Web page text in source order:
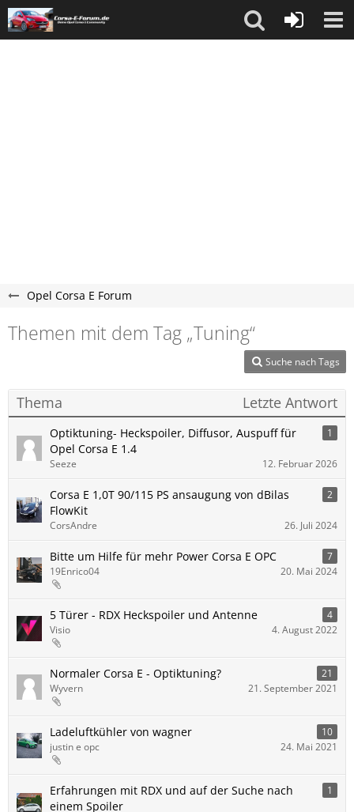
Opel Corsa E Forum
Themen mit dem Tag „Tuning“
Suche nach Tags
Thema Letzte Antwort
Optiktuning- Heckspoiler, Diffusor, Auspuff für
Opel Corsa E 1.4
1
Seeze 12. Februar 2026
Corsa E 1,0T 90/115 PS ansaugung von dBilas
FlowKit
2
CorsAndre 26. Juli 2024
Bitte um Hilfe für mehr Power Corsa E OPC
7
19Enrico04
20. Mai 2024
5 Türer - RDX Heckspoiler und Antenne
4
Visio
4. August 2022
Normaler Corsa E - Optiktuning?
21
Wyvern
21. September 2021
Ladeluftkühler von wagner
10
justin e opc
24. Mai 2021
Erfahrungen mit RDX und auf der Suche nach
einem Spoiler
1